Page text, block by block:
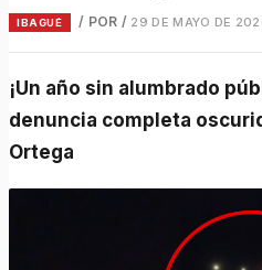
IBAGUÉ / POR / 29 DE MAYO DE
¡Un año sin alumbrado público! Comunidad
denuncia completa
Ortega